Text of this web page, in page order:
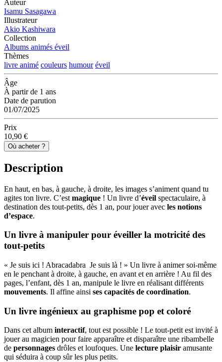
Auteur
Isamu Sasagawa
Illustrateur
Akio Kashiwara
Collection
Albums animés éveil
Thèmes
livre animé couleurs humour éveil
Âge
À partir de 1 ans
Date de parution
01/07/2025
Prix
10,90 €
Où acheter ?
Description
En haut, en bas, à gauche, à droite, les images s’animent quand tu
agites ton livre. C’est magique ! Un livre d’éveil spectaculaire, à
destination des tout-petits, dès 1 an, pour jouer avec les notions
d’espace.
Un livre à manipuler pour éveiller la motricité des
tout-petits
« Je suis ici ! Abracadabra Je suis là ! » Un livre à animer soi-même
en le penchant à droite, à gauche, en avant et en arrière ! Au fil des
pages, l’enfant, dès 1 an, manipule le livre en réalisant différents
mouvements. Il affine ainsi ses capacités de coordination.
Un livre ingénieux au graphisme pop et coloré
Dans cet album interactif, tout est possible ! Le tout-petit est invité à
jouer au magicien pour faire apparaître et disparaître une ribambelle
de personnages drôles et loufoques. Une lecture plaisir amusante
qui séduira à coup sûr les plus petits.